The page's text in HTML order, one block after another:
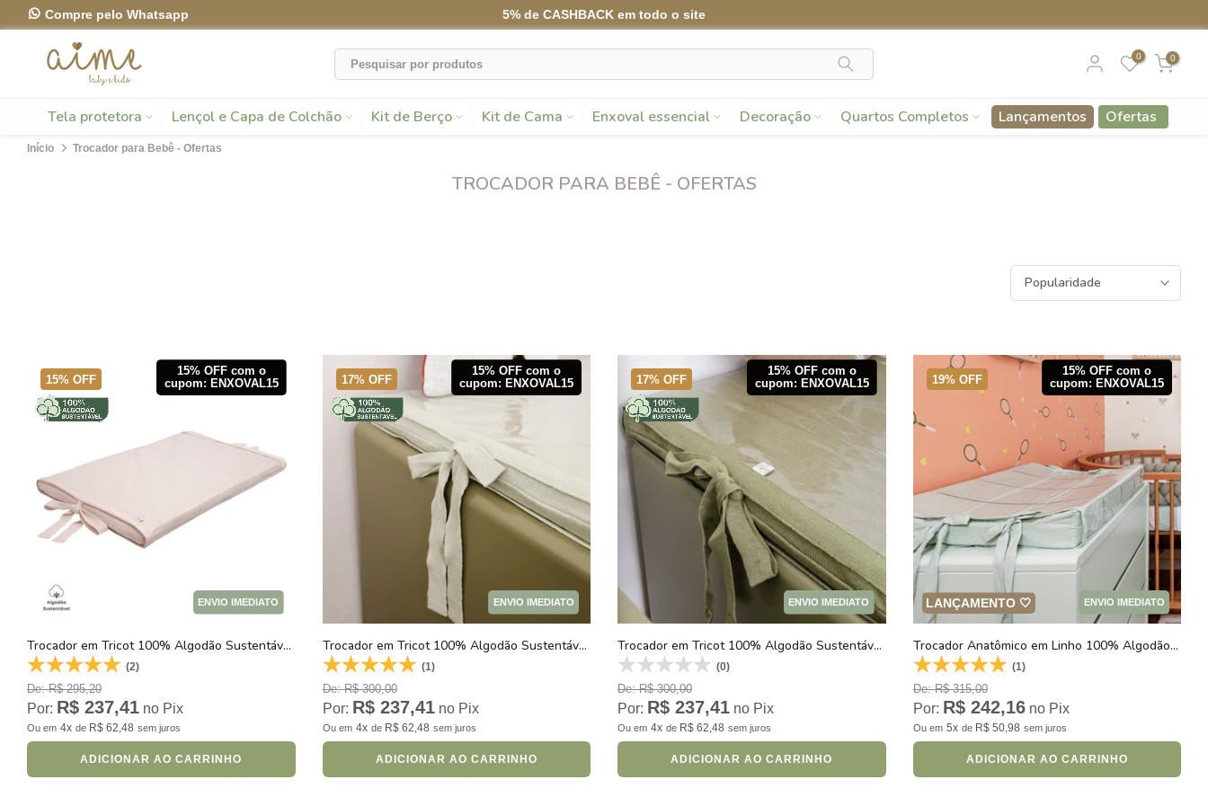
Compre pelo WhatsappFrete Grátis - Confira as 5% de CASHBACK em todo o site
0 0
Tela protetora Lençol e Capa de Colchão Kit de Berço Kit de Cama Enxoval essencial Decoração Quartos Completos Lançamentos Ofertas
Início Trocador para Bebê - Ofertas
TROCADOR PARA BEBÊ - OFERTAS
Popularidade
15% OFF com o
cupom: ENXOVAL15
ENVIO IMEDIATO
15% OFF
Trocador em Tricot 100% Algodão Sustentável Rosa Ballerina
(2)
De: R$ 295,20
Por: R$ 237,41 no Pix
Ou em 4x de R$ 62,48 sem juros
ADICIONAR AO CARRINHO
15% OFF com o
cupom: ENXOVAL15
ENVIO IMEDIATO
17% OFF
Trocador em Tricot 100% Algodão Sustentável Verde Tender Greens
(1)
De: R$ 300,00
Por: R$ 237,41 no Pix
Ou em 4x de R$ 62,48 sem juros
ADICIONAR AO CARRINHO
15% OFF com o
cupom: ENXOVAL15
ENVIO IMEDIATO
17% OFF
Trocador em Tricot 100% Algodão Sustentável Verde Cactus
(0)
De: R$ 300,00
Por: R$ 237,41 no Pix
Ou em 4x de R$ 62,48 sem juros
ADICIONAR AO CARRINHO
15% OFF com o
cupom: ENXOVAL15
LANÇAMENTO 🤍 ENVIO IMEDIATO
19% OFF
Trocador Anatômico em Linho 100% Algodão Poesia Verde
(1)
De: R$ 315,00
Por: R$ 242,16 no Pix
Ou em 5x de R$ 50,98 sem juros
ADICIONAR AO CARRINHO